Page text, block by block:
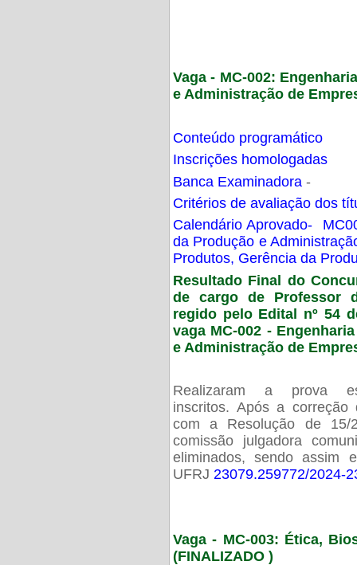
Vaga - MC-002:
e Administração de
Conteúdo programático
Inscrições homologadas
Banca Examinadora -
Critérios de avaliação dos
Calendário Aprovado-
da Produção e
Produtos, Gerência da
Resultado Final do
de cargo de Professor
regido pelo Edital nº 54
vaga MC-002 -
e Administração de
Realizaram a prova
inscritos. Após a
com a Resolução de 15/
comissão julgadora
eliminados, sendo assim
UFRJ 23079.259772/2024-
Vaga - MC-003: Ética,
(FINALIZADO )